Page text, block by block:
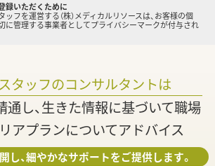
録いただくために
ッフを運営する（株）メディカルリソースは、お客様の個
に管理する事業者としてプライバシーマークが付与され
タッフのコンサルタントは
し、生きた情報に基づいて職場
アプランについてアドバイス
し、細やかなサポートをご提供します。